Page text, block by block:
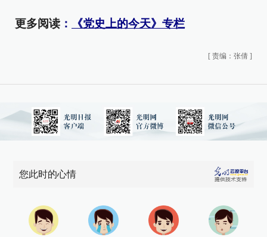
更多阅读 ： 《党史上的今天》专栏
[ 责编：张倩 ]
您此时的心情